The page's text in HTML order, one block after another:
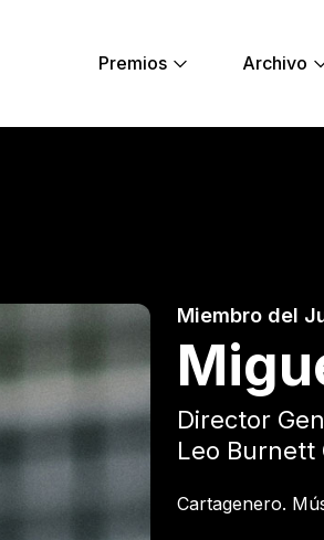
Premios
Archivo
Miembro del
Director
Leo Burnett
Cartagenero.